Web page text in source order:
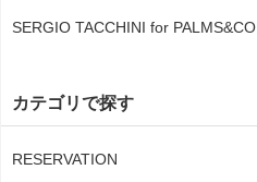
SERGIO TACCHINI for PALMS&CO.
カテゴリで探す
RESERVATION